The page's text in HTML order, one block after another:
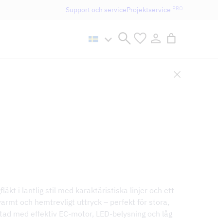
håller öppet som vanligt.Support och serviceProjektservice PRO
i lantlig stil med karaktäristiska linjer och ett
och hemtrevligt uttryck – perfekt för stora,
med effektiv EC-motor, LED-belysning och låg